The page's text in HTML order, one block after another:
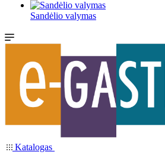
Sandėlio valymas
Katalogas